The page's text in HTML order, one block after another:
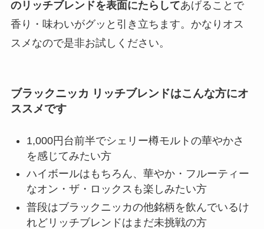
のリッチブレンドを表面にたらしてあげることで
香り・味わいがグッと引き立ちます。かなりオス
スメなので是非お試しください。
ブラックニッカ リッチブレンドはこんな方にオ
ススメです
1,000円台前半でシェリー樽モルトの華やかさ
を感じてみたい方
ハイボールはもちろん、華やか・フルーティー
なオン・ザ・ロックスも楽しみたい方
普段はブラックニッカの他銘柄を飲んでいるけ
れどリッチブレンドはまだ未挑戦の方